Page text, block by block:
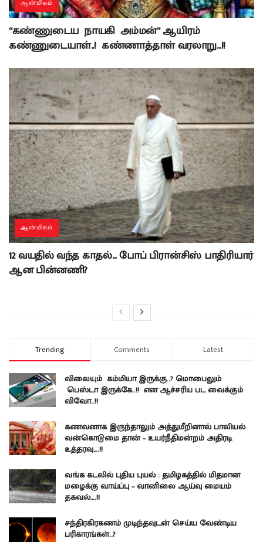
ஆன்மிகம்
“கண்ணுடைய நாயகி அம்மன்” ஆயிரம்
கண்ணுடையாள்..! கண்ணாத்தாள் வரலாறு…!!
ஆன்மிகம்
12 வயதில் வந்த காதல்… போப் பிரான்சிஸ் பாதிரியார்
ஆன பின்னணி?
Trending Comments Latest
விலையும் கம்மியா இருக்கு..? மொபைலும்
பெஸ்டா இருக்கே..!! என ஆச்சரிய பட வைக்கும்
விவோ..!!
கணவனாக இருந்தாலும் அத்துமீறினால் பாலியல்
வன்கொடுமை தான் – உயர்நீதிமன்றம் அதிரடி
உத்தரவு….!!
வங்க கடலில் புதிய புயல் : தமிழகத்தில் மிதமான
மழைக்கு வாய்ப்பு – வானிலை ஆய்வு மையம்
தகவல்….!!
சந்திரகிரகணம் முடிந்தவுடன் செய்ய வேண்டிய
பரிகாரங்கள்..?